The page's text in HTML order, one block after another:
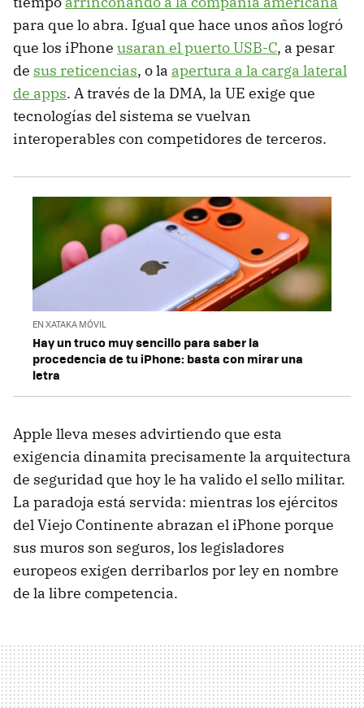
para que lo abra. Igual que hace unos años logró
que los iPhone usaran el puerto USB-C, a pesar
de sus reticencias, o la apertura a la carga lateral
de apps. A través de la DMA, la UE exige que
tecnologías del sistema se vuelvan
interoperables con competidores de terceros.
EN XATAKA MÓVIL
Hay un truco muy sencillo para saber la
procedencia de tu iPhone: basta con mirar una
letra
Apple lleva meses advirtiendo que esta
exigencia dinamita precisamente la arquitectura
de seguridad que hoy le ha valido el sello militar.
La paradoja está servida: mientras los ejércitos
del Viejo Continente abrazan el iPhone porque
sus muros son seguros, los legisladores
europeos exigen derribarlos por ley en nombre
de la libre competencia.